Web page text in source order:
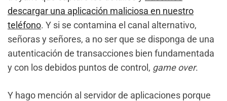
descargar una aplicación maliciosa en nuestro
teléfono. Y si se contamina el canal alternativo,
señoras y señores, a no ser que se disponga de una
autenticación de transacciones bien fundamentada
y con los debidos puntos de control, game over.
Y hago mención al servidor de aplicaciones porque